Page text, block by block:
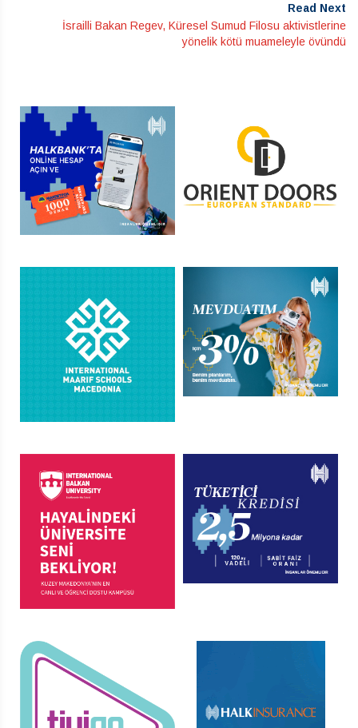
Read Next
İsrailli Bakan Regev, Küresel Sumud Filosu aktivistlerine
yönelik kötü muameleyle övündü